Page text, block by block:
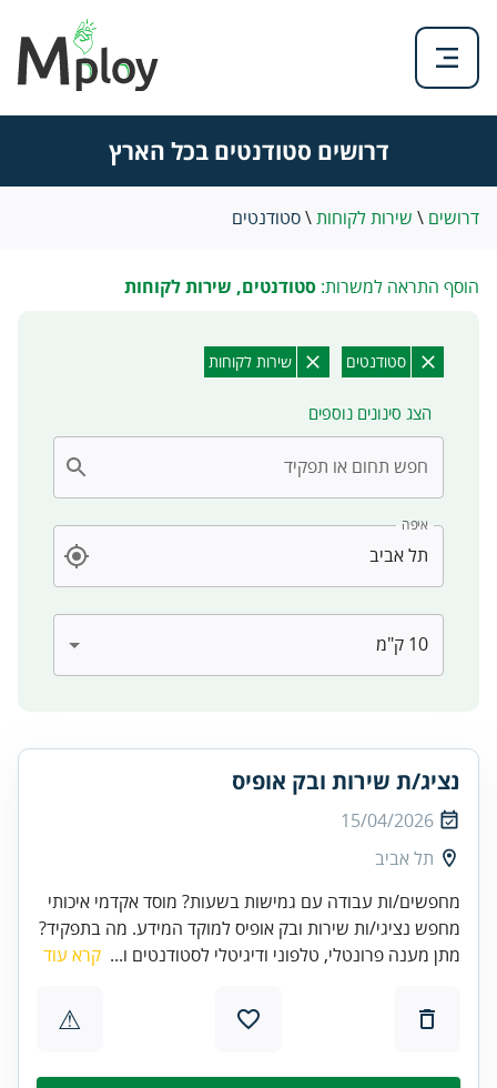
דרושים סטודנטים בכל הארץ
דרושים \ שירות לקוחות\סטודנטים
הוסף התראה למשרות: סטודנטים, שירות לקוחות
סטודנטים שירות לקוחות
הצג סינונים נוספים
חפש תחום או תפקיד
איפה
נציג/ת שירות ובק אופיס
15/04/2026
תל אביב
מחפשים/ות עבודה עם גמישות בשעות? מוסד אקדמי איכותי
מחפש נציגי/ות שירות ובק אופיס למוקד המידע. מה בתפקיד?
מתן מענה פרונטלי, טלפוני ודיגיטלי לסטודנטים ו... קרא עוד
⚠